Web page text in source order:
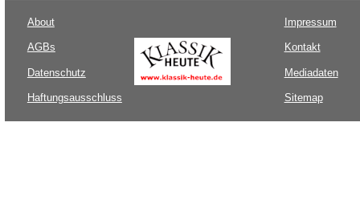
About
AGBs
Datenschutz
Haftungsausschluss
Impressum
Kontakt
Mediadaten
Sitemap